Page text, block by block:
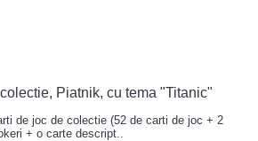
Piatnik, cu tema "Titanic"
de joc de colectie (52 de carti de joc + 2
+ o carte descript..